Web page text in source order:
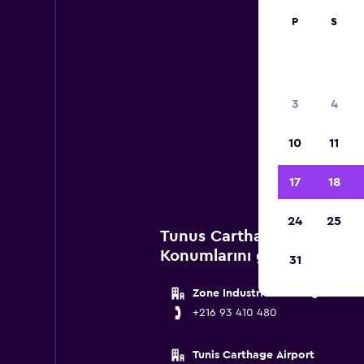
Tunus Carthage
Konumlarını göster
Zone Industrielle Charguia
+216 93 410 480
Tunis Carthage Airport
P S
3 4
10 11
17 18
24 25
31